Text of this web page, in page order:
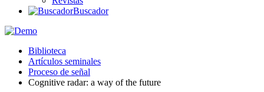
Buscador
Biblioteca
Artículos seminales
Proceso de señal
Cognitive radar: a way of the future